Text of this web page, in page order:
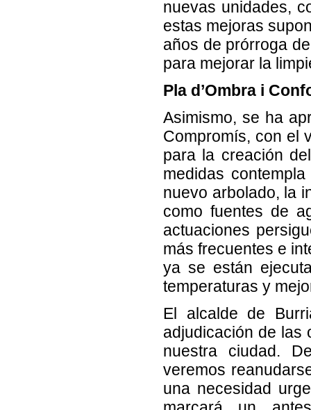
nuevas unidades,
estas mejoras
años de prórroga
para mejorar la
Pla d’Ombra i
Asimismo, se ha
Compromís, con el
para la creación
medidas
nuevo arbolado, la
como fuentes de
actuaciones
más frecuentes e
ya se están
temperaturas y
El alcalde de
adjudicación de las
nuestra ciudad.
veremos
una necesidad